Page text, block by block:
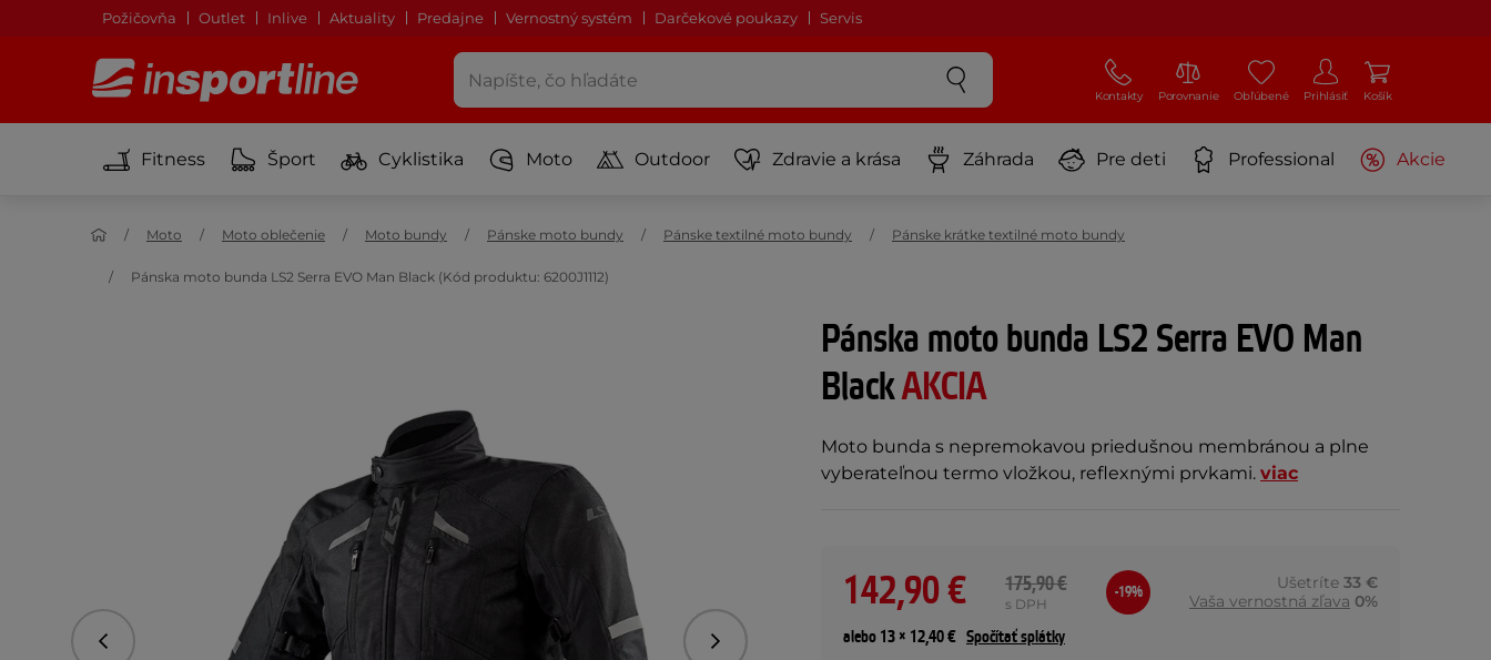
Požičovňa Outlet Inlive Aktuality Predajne Vernostný systém Darčekové poukazy Servis
Kontakty Porovnanie Obľúbené Prihlásiť Košík
Fitness Šport Cyklistika Moto Outdoor Zdravie a krása Záhrada Pre deti Professional Akcie
Moto Moto oblečenie Moto bundy Pánske moto bundy Pánske textilné moto bundy Pánske krátke textilné moto bundy
Pánska moto bunda LS2 Serra EVO Man Black (Kód produktu: 6200J1112)
Pánska moto bunda LS2 Serra EVO Man
BlackAKCIA
Moto bunda s nepremokavou priedušnou membránou a plne
vyberateľnou termo vložkou, reflexnými prvkami. viac
Predchádzajúce Nasledujúce
142,90 € 175,90 €
s DPH
-19% Ušetríte 33 €
Vaša vernostná zľava 0%
alebo 13 × 12,40 € Spočítať splátky